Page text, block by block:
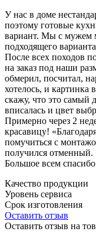
У нас в доме
поэтому готовые
вариант. Мы с мужем
подходящего
После всех походов
на заказ под наши
обмерил, посчитал,
хотелось, и картинка
скажу, что это самый
вписалась и цвет
Примерно через 2
красавицу!
помучиться с
получился отменный.
Большое всем
Качество продукции
Уровень сервиса
Срок изготовления
Оставить отзыв
Оставить отзыв на